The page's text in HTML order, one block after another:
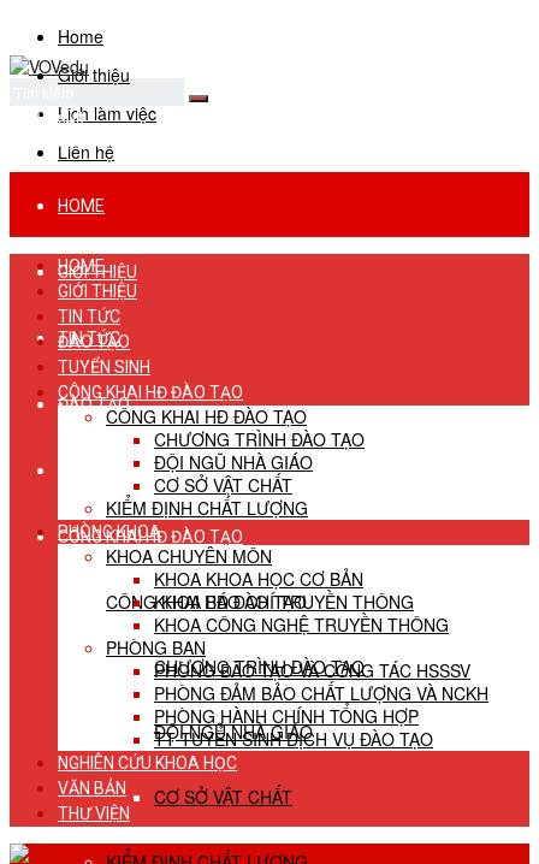
Home
Giới thiệu
Lịch làm việc
Liên hệ
No Result
View All Result
HOME
GIỚI THIỆU
TIN TỨC
ĐÀO TẠO
TUYỂN SINH
CÔNG KHAI HĐ ĐÀO TẠO
CÔNG KHAI HĐ ĐÀO TẠO
CHƯƠNG TRÌNH ĐÀO TẠO
ĐỘI NGŨ NHÀ GIÁO
CƠ SỞ VẬT CHẤT
HOME
GIỚI THIỆU
TIN TỨC
ĐÀO TẠO
TUYỂN SINH
CÔNG KHAI HĐ ĐÀO TẠO
CÔNG KHAI HĐ ĐÀO TẠO
CHƯƠNG TRÌNH ĐÀO TẠO
ĐỘI NGŨ NHÀ GIÁO
CƠ SỞ VẬT CHẤT
KIỂM ĐỊNH CHẤT LƯỢNG
PHÒNG KHOA
KHOA CHUYÊN MÔN
KHOA KHOA HỌC CƠ BẢN
KHOA BÁO CHÍ TRUYỀN THÔNG
KHOA CÔNG NGHỆ TRUYỀN THÔNG
PHÒNG BAN
PHÒNG ĐÀO TẠO VÀ CÔNG TÁC HSSSV
PHÒNG ĐẢM BẢO CHẤT LƯỢNG VÀ NCKH
PHÒNG HÀNH CHÍNH TỔNG HỢP
TT TUYỂN SINH DỊCH VỤ ĐÀO TẠO
NGHIÊN CỨU KHOA HỌC
VĂN BẢN
THƯ VIỆN